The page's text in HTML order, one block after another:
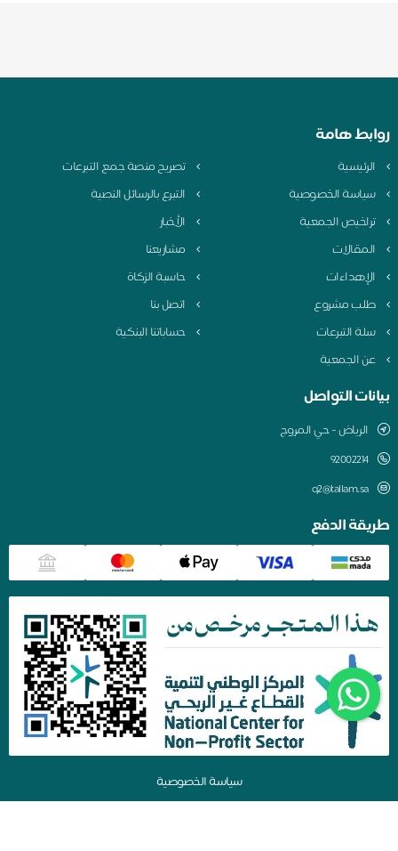
روابط هامة
الرئيسية
تصريح منصة جمع التبرعات
سياسة الخصوصية
التبرع بالرسائل النصية
تراخيص الجمعية
الأخبار
المقالات
مشاريعنا
الإهداءات
حاسبة الزكاة
طلب مشروع
اتصل بنا
سلة التبرعات
حساباتنا البنكية
عن الجمعية
بيانات التواصل
الرياض - حي المروج
⁦92002214
q2@tallam.sa
طريقة الدفع
سياسة الخصوصية